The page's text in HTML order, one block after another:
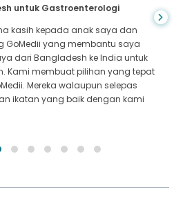
untuk Gastroenterologi
kasih kepada anak saya dan
GoMedii yang membantu saya
dari Bangladesh ke India untuk
Kami membuat pilihan yang tepat
Mereka walaupun selepas
ikatan yang baik dengan kami